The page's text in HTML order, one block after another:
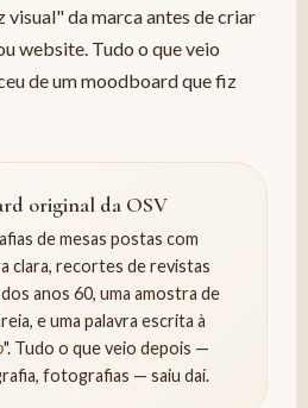
visual" da marca antes de criar
website. Tudo o que veio
de um moodboard que fiz
original da OSV
de mesas postas com
clara, recortes de revistas
anos 60, uma amostra de
e uma palavra escrita à
". Tudo o que veio depois —
fotografias — saiu daí.